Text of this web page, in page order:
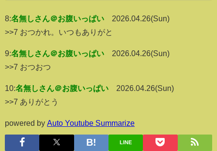
8:名無しさん＠お腹いっぱい
2026.04.26(Sun)
>>7 おつかれ。いつもありがと
9:名無しさん＠お腹いっぱい
2026.04.26(Sun)
>>7 おつおつ
10:名無しさん＠お腹いっぱい
2026.04.26(Sun)
>>7 ありがとう
powered by Auto Youtube Summarize
LINE